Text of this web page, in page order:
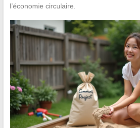
l’économie circulaire.